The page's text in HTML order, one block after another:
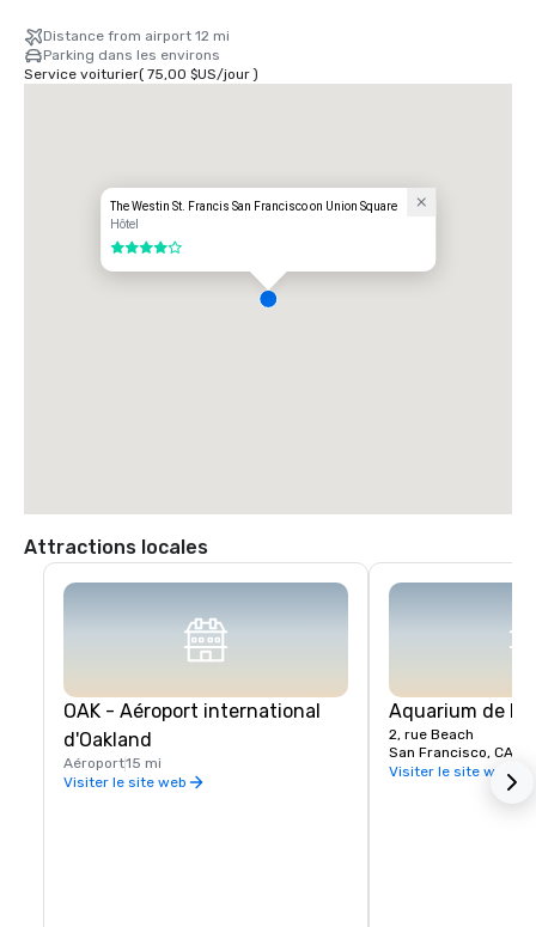
INFORMATIONS SUR LES TRANSPORTS
• Des taxis sont disponibles à la station de taxis de l'aéroport ou
devant l'entrée de Powell Street. Tarif approximatif, aller simple : 50 à
• Téléphérique : les heures d'ouverture sont de 6 h à minuit. 7$ par
• BART : de Powell Street à l'aéroport d'Oakland 10,05$ par trajet ou
20,10$ aller-retour ; de Powell Street à SFO 8,95$ par trajet ou 17,90$
• Service de navette - Service sur Geary Street - Tous les services
sont disponibles sur réservation uniquement. Tarif : 17,00$ (à SFO)
Distance from airport 12 mi
Parking dans les environs
Service voiturier( 75,00 $US/jour)
The Westin St. Francis San Francisco on Union Square
Hôtel
4 sur 5
Attractions locales
OAK - Aéroport international
d'Oakland
Aéroport15 mi
Visiter le site web
Aquarium de la
2, rue Beach
San Francisco, CA,
Visiter le site web